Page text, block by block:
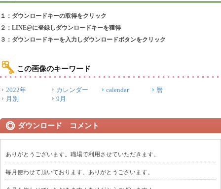
１：ダウンロードキーの取得をクリック
２：LINE@に登録しダウンロードキーを獲得
３：ダウンロードキーを入力しダウンロードボタンをクリック
この画像のキーワード
2022年 カレンダー calendar
暦
月別
9月
ダウンロード コメント
ありがとうございます。職場で利用させていただきます。
毎月使わせて頂いております、ありがとうございます。